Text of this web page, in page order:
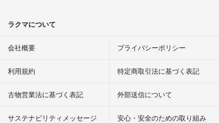
ラクマについて
会社概要 プライバシーポリシー
利用規約 特定商取引法に基づく表記
古物営業法に基づく表記 外部送信について
サステナビリティメッセージ 安心・安全のための取り組み